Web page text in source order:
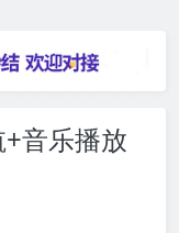
音乐播放